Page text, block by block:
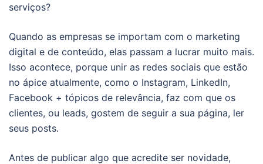
serviços?
Quando as empresas se importam com o marketing
digital e de conteúdo, elas passam a lucrar muito mais.
Isso acontece, porque unir as redes sociais que estão
no ápice atualmente, como o Instagram, LinkedIn,
Facebook + tópicos de relevância, faz com que os
clientes, ou leads, gostem de seguir a sua página, ler
seus posts.
Antes de publicar algo que acredite ser novidade,